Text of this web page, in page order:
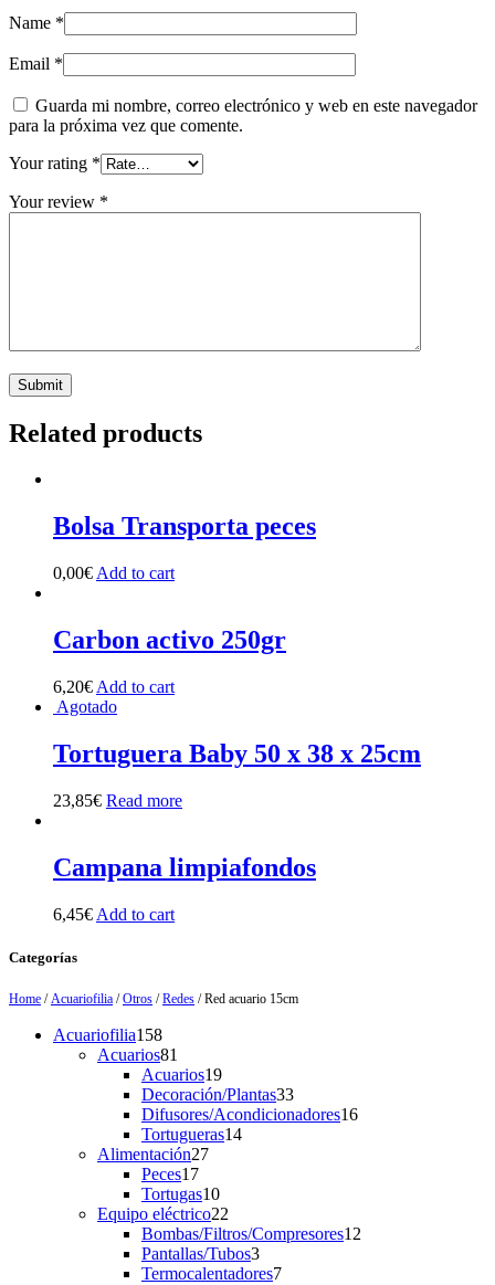
Name *
Email *
Guarda mi nombre, correo electrónico y web en este navegador
para la próxima vez que comente.
Your rating *
Your review *
Related products
Bolsa Transporta peces
0,00€ Add to cart
Carbon activo 250gr
6,20€ Add to cart
Agotado
Tortuguera Baby 50 x 38 x 25cm
23,85€ Read more
Campana limpiafondos
6,45€ Add to cart
Categorías
Home /Acuariofilia /Otros /Redes / Red acuario 15cm
Acuariofilia158158
products
Acuarios81
products
Acuarios1919
products
Decoración/Plantas3333
products
Difusores/Acondicionadores1616
Tortugueras1414
Alimentación2727
Peces1717
products
Tortugas1010
products
Equipo eléctrico22
products
Bombas/Filtros/Compresores12
Pantallas/Tubos33
products
Termocalentadores77